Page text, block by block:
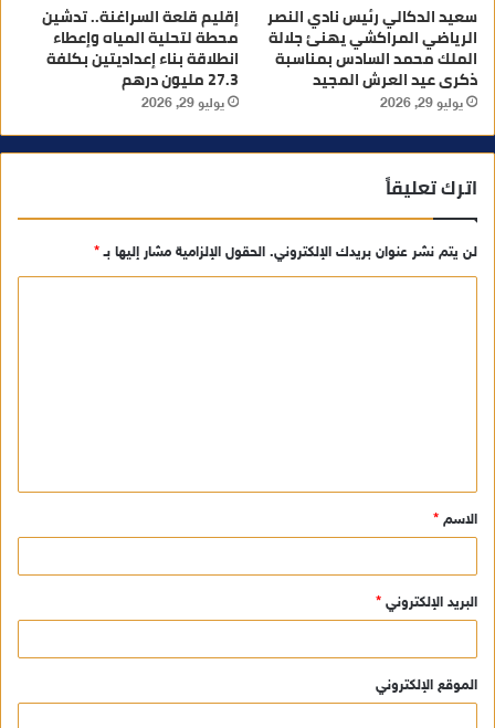
سعيد الدكالي رئيس نادي النصر
الرياضي المراكشي يهنئ جلالة
الملك محمد السادس بمناسبة
ذكرى عيد العرش المجيد
يوليو 29, 2026
إقليم قلعة السراغنة.. تدشين
محطة لتحلية المياه وإعطاء
انطلاقة بناء إعداديتين بكلفة
27.3 مليون درهم
يوليو 29, 2026
اترك تعليقاً
لن يتم نشر عنوان بريدك الإلكتروني. الحقول الإلزامية مشار إليها بـ*
ق
*
الاسم *
البريد الإلكتروني *
الموقع الإلكتروني